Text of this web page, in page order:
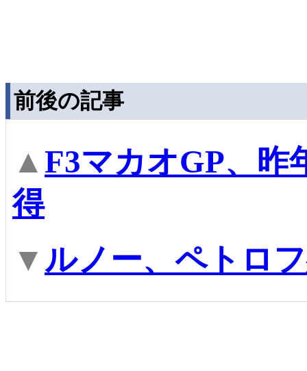
前後の記事
▲F3マカオGP、昨
得
▼ ルノー、ペトロ